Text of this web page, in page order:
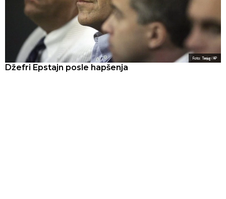
Foto: Tanjug/AP
Džefri Epstajn posle hapšenja